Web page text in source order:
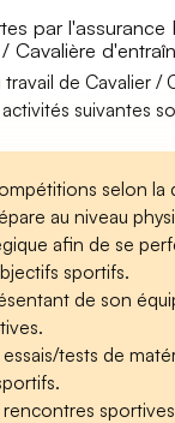
par l'assurance
Cavalière
de Cavalier /
suivantes
selon la
au niveau
afin de se
sportifs.
de son
tests de